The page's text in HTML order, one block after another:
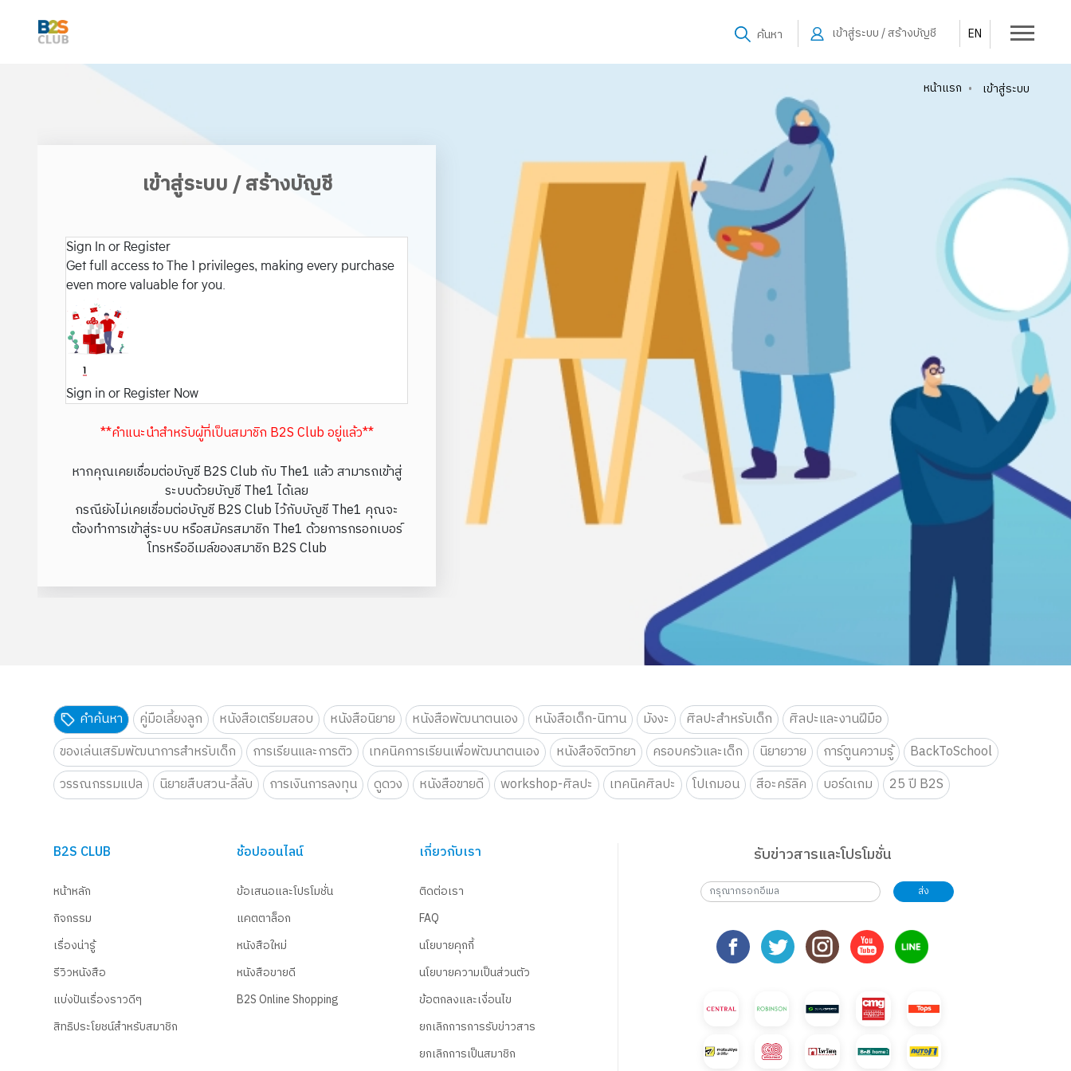
ค้นหา เข้าสู่ระบบ / สร้างบัญชี EN
หน้าแรก • เข้าสู่ระบบ
เข้าสู่ระบบ / สร้างบัญชี
Sign In or Register
Get full access to The 1 privileges, making every purchase
even more valuable for you.
Sign in or Register Now
**คำแนะนำสำหรับผู้ที่เป็นสมาชิก B2S Club อยู่แล้ว**
หากคุณเคยเชื่อมต่อบัญชี B2S Club กับ The1 แล้ว สามารถเข้าสู่
ระบบด้วยบัญชี The1 ได้เลย
กรณียังไม่เคยเชื่อมต่อบัญชี B2S Club ไว้กับบัญชี The1 คุณจะ
ต้องทำการเข้าสู่ระบบ หรือสมัครสมาชิก The1 ด้วยการกรอกเบอร์
โทรหรืออีเมล์ของสมาชิก B2S Club
คำค้นหา คู่มือเลี้ยงลูก หนังสือเตรียมสอบ หนังสือนิยาย หนังสือพัฒนาตนเอง หนังสือเด็ก-นิทาน มังงะ ศิลปะสำหรับเด็ก
ศิลปะและงานฝีมือ
ของเล่นเสริมพัฒนาการสำหรับเด็ก
การเรียนและการติว เทคนิคการเรียนเพื่อพัฒนาตนเอง หนังสือจิตวิทยา ครอบครัวและเด็ก นิยายวาย การ์ตูนความรู้
BackToSchool
วรรณกรรมแปล
นิยายสืบสวน-ลี้ลับ การเงินการลงทุน ดูดวง หนังสือขายดี workshop-ศิลปะ เทคนิคศิลปะ โปเกมอน สีอะคริลิค บอร์ดเกม 25 ปี B2S
B2S CLUB
หน้าหลัก
กิจกรรม
เรื่องน่ารู้
รีวิวหนังสือ
แบ่งปันเรื่องราวดีๆ
สิทธิประโยชน์สำหรับสมาชิก
ช้อปออนไลน์
ข้อเสนอและโปรโมชั่น
แคตตาล็อก
หนังสือใหม่
หนังสือขายดี
B2S Online Shopping
เกี่ยวกับเรา
ติดต่อเรา
FAQ
นโยบายคุกกี้
นโยบายความเป็นส่วนตัว
ข้อตกลงและเงื่อนไข
ยกเลิกการการรับข่าวสาร
ยกเลิกการเป็นสมาชิก
รับข่าวสารและโปรโมชั่น
ส่ง